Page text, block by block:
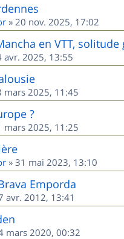
» 20 nov. 2025, 17:02
en VTT, solitude
avr. 2025, 13:55
mars 2025, 11:45
?
mars 2025, 11:25
» 31 mai 2023, 13:10
Emporda
avr. 2012, 13:41
mars 2020, 00:32